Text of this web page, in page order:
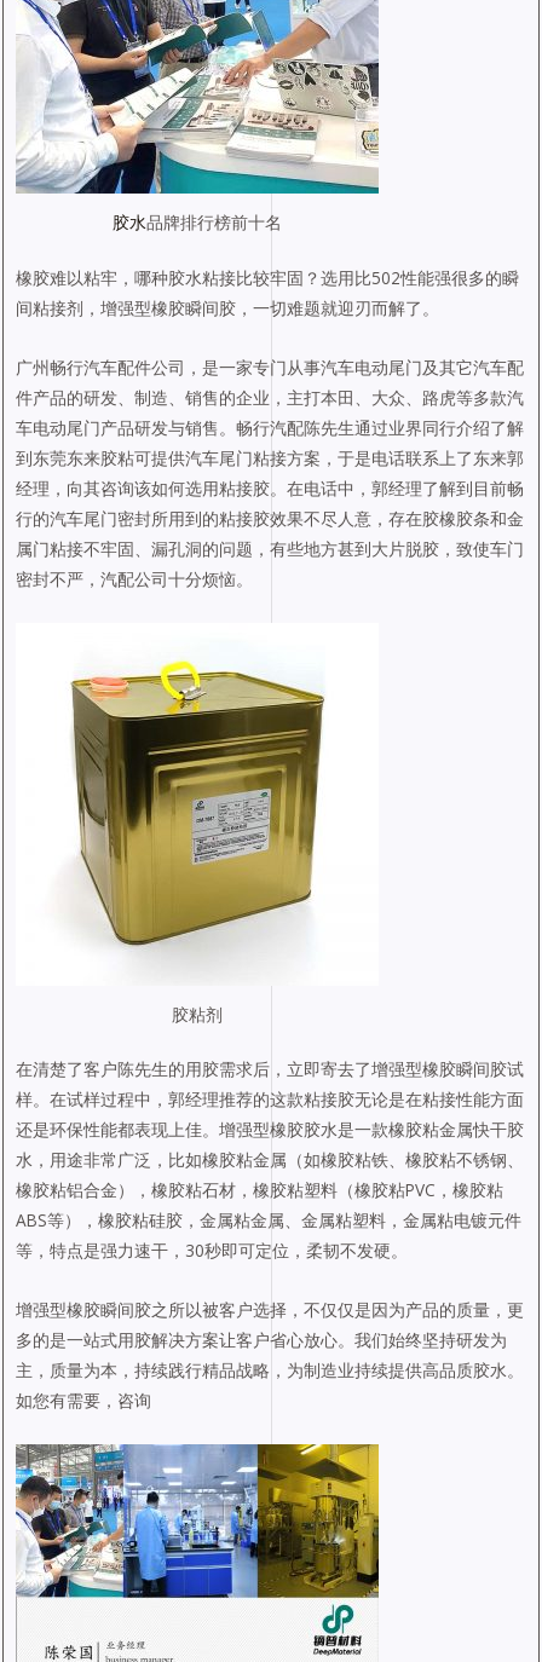
胶水品牌排行榜前十名
橡胶难以粘牢，哪种胶水粘接比较牢固？选用比502性能强很多的瞬
间粘接剂，增强型橡胶瞬间胶，一切难题就迎刃而解了。
广州畅行汽车配件公司，是一家专门从事汽车电动尾门及其它汽车配
件产品的研发、制造、销售的企业，主打本田、大众、路虎等多款汽
车电动尾门产品研发与销售。畅行汽配陈先生通过业界同行介绍了解
到东莞东来胶粘可提供汽车尾门粘接方案，于是电话联系上了东来郭
经理，向其咨询该如何选用粘接胶。在电话中，郭经理了解到目前畅
行的汽车尾门密封所用到的粘接胶效果不尽人意，存在胶橡胶条和金
属门粘接不牢固、漏孔洞的问题，有些地方甚到大片脱胶，致使车门
密封不严，汽配公司十分烦恼。
胶粘剂
在清楚了客户陈先生的用胶需求后，立即寄去了增强型橡胶瞬间胶试
样。在试样过程中，郭经理推荐的这款粘接胶无论是在粘接性能方面
还是环保性能都表现上佳。增强型橡胶胶水是一款橡胶粘金属快干胶
水，用途非常广泛，比如橡胶粘金属（如橡胶粘铁、橡胶粘不锈钢、
橡胶粘铝合金），橡胶粘石材，橡胶粘塑料（橡胶粘PVC，橡胶粘
ABS等），橡胶粘硅胶，金属粘金属、金属粘塑料，金属粘电镀元件
等，特点是强力速干，30秒即可定位，柔韧不发硬。
增强型橡胶瞬间胶之所以被客户选择，不仅仅是因为产品的质量，更
多的是一站式用胶解决方案让客户省心放心。我们始终坚持研发为
主，质量为本，持续践行精品战略，为制造业持续提供高品质胶水。
如您有需要，咨询